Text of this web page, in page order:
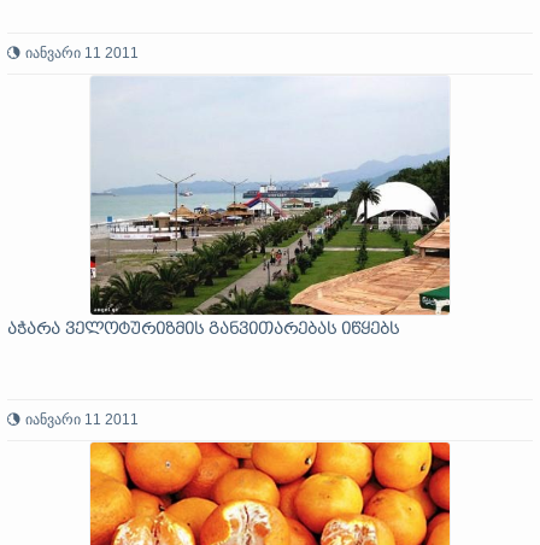
იანვარი 11 2011
აჭარა ველოტურიზმის განვითარებას იწყებს
იანვარი 11 2011